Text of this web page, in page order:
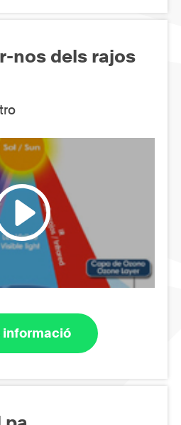
nos dels rajos
informació